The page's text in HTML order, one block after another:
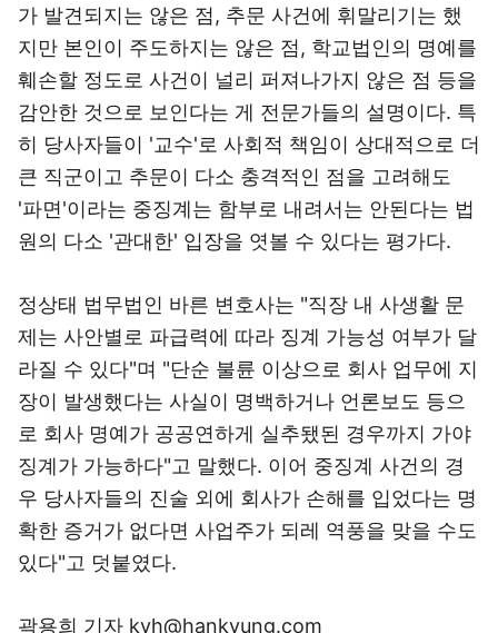
가 발견되지는 않은 점, 추문 사건에 휘말리기는 했
지만 본인이 주도하지는 않은 점, 학교법인의 명예를
훼손할 정도로 사건이 널리 퍼져나가지 않은 점 등을
감안한 것으로 보인다는 게 전문가들의 설명이다. 특
히 당사자들이 '교수'로 사회적 책임이 상대적으로 더
큰 직군이고 추문이 다소 충격적인 점을 고려해도
'파면'이라는 중징계는 함부로 내려서는 안된다는 법
원의 다소 '관대한' 입장을 엿볼 수 있다는 평가다.
정상태 법무법인 바른 변호사는 "직장 내 사생활 문
제는 사안별로 파급력에 따라 징계 가능성 여부가 달
라질 수 있다"며 "단순 불륜 이상으로 회사 업무에 지
장이 발생했다는 사실이 명백하거나 언론보도 등으
로 회사 명예가 공공연하게 실추됐된 경우까지 가야
징계가 가능하다"고 말했다. 이어 중징계 사건의 경
우 당사자들의 진술 외에 회사가 손해를 입었다는 명
확한 증거가 없다면 사업주가 되레 역풍을 맞을 수도
있다"고 덧붙였다.
곽용희 기자 kyh@hankyung.com